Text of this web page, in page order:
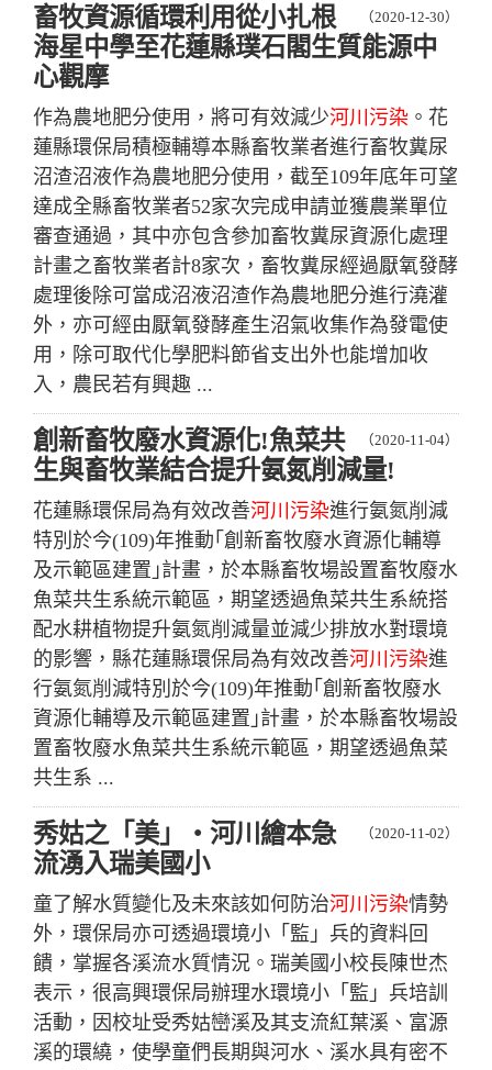
（2020-12-30）
畜牧資源循環利用從小扎根
海星中學至花蓮縣璞石閣生質能源中
心觀摩
作為農地肥分使用，將可有效減少河川污染 。花
蓮縣環保局積極輔導本縣畜牧業者進行畜牧糞尿
沼渣沼液作為農地肥分使用，截至109年底年可望
達成全縣畜牧業者52家次完成申請並獲農業單位
審查通過，其中亦包含參加畜牧糞尿資源化處理
計畫之畜牧業者計8家次，畜牧糞尿經過厭氧發酵
處理後除可當成沼液沼渣作為農地肥分進行澆灌
外，亦可經由厭氧發酵產生沼氣收集作為發電使
用，除可取代化學肥料節省支出外也能增加收
入，農民若有興趣 ...
（2020-11-04）
創新畜牧廢水資源化!魚菜共
生與畜牧業結合提升氨氮削減量!
花蓮縣環保局為有效改善河川污染進行氨氮削減
特別於今(109)年推動｢創新畜牧廢水資源化輔導
及示範區建置｣計畫，於本縣畜牧場設置畜牧廢水
魚菜共生系統示範區，期望透過魚菜共生系統搭
配水耕植物提升氨氮削減量並減少排放水對環境
的影響，縣花蓮縣環保局為有效改善河川污染進
行氨氮削減特別於今(109)年推動｢創新畜牧廢水
資源化輔導及示範區建置｣計畫，於本縣畜牧場設
置畜牧廢水魚菜共生系統示範區，期望透過魚菜
共生系 ...
（2020-11-02）
秀姑之「美」‧河川繪本急
流湧入瑞美國小
童了解水質變化及未來該如何防治河川污染情勢
外，環保局亦可透過環境小「監」兵的資料回
饋，掌握各溪流水質情況。瑞美國小校長陳世杰
表示，很高興環保局辦理水環境小「監」兵培訓
活動，因校址受秀姑巒溪及其支流紅葉溪、富源
溪的環繞，使學童們長期與河水、溪水具有密不